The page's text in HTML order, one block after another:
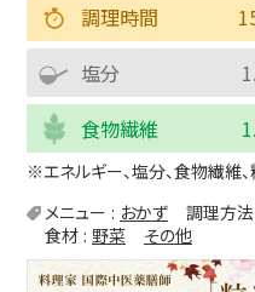
調理時間
塩分
食物繊維
※エネルギー、塩分、食物繊維
メニュー
おかず
調理方法
食材 野菜 その他